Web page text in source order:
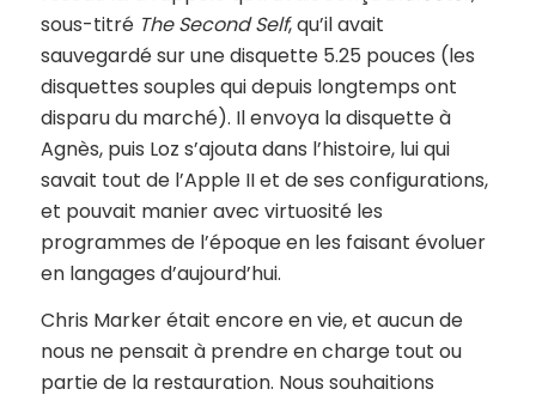
sous-titré The Second Self, qu’il avait
sauvegardé sur une disquette 5.25 pouces (les
disquettes souples qui depuis longtemps ont
disparu du marché). Il envoya la disquette à
Agnès, puis Loz s’ajouta dans l’histoire, lui qui
savait tout de l’Apple II et de ses configurations,
et pouvait manier avec virtuosité les
programmes de l’époque en les faisant évoluer
en langages d’aujourd’hui.
Chris Marker était encore en vie, et aucun de
nous ne pensait à prendre en charge tout ou
partie de la restauration. Nous souhaitions